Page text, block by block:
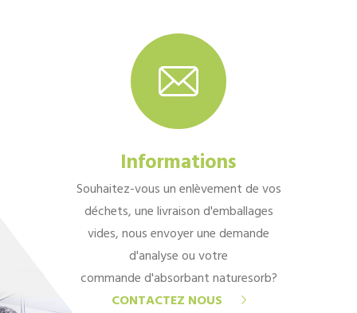
Informations
Souhaitez-vous un enlèvement de vos
déchets, une livraison d'emballages
vides, nous envoyer une demande
d'analyse ou votre
commande d'absorbant naturesorb?
CONTACTEZ NOUS